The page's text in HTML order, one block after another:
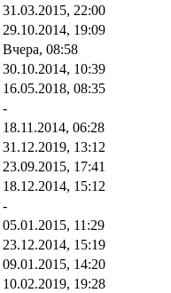
31.03.2015, 22:00
29.10.2014, 19:09
Вчера, 08:58
30.10.2014, 10:39
16.05.2018, 08:35
-
18.11.2014, 06:28
31.12.2019, 13:12
23.09.2015, 17:41
18.12.2014, 15:12
-
05.01.2015, 11:29
23.12.2014, 15:19
09.01.2015, 14:20
10.02.2019, 19:28